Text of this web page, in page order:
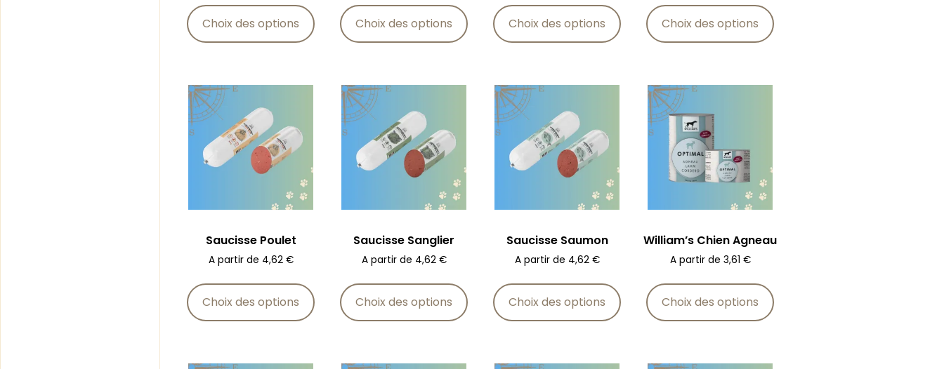
Choix des options Choix des options Choix des options Choix des options
Saucisse Poulet
A partir de 4,62 €
Choix des options
Saucisse Sanglier
A partir de 4,62 €
Choix des options
Saucisse Saumon
A partir de 4,62 €
Choix des options
William’s Chien Agneau
A partir de 3,61 €
Choix des options